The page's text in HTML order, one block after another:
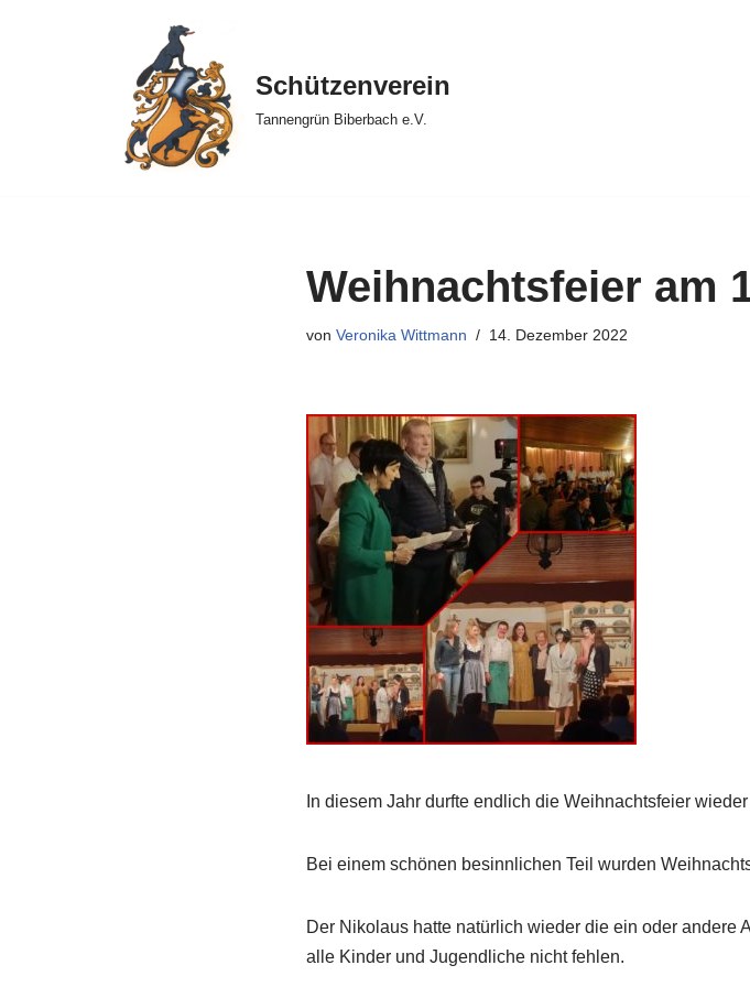
Schützenverein
Tannengrün Biberbach e.V.
Weihnachtsfeier am
von Veronika Wittmann 14. Dezember 2022
In diesem Jahr durfte endlich die Weihnachtsfeier
Bei einem schönen besinnlichen Teil wurden
Der Nikolaus hatte natürlich wieder die ein oder andere
alle Kinder und Jugendliche nicht fehlen.